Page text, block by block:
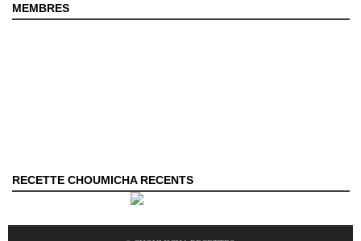
MEMBRES
RECETTE CHOUMICHA RECENTS